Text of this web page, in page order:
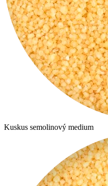
Kuskus semolinový medium